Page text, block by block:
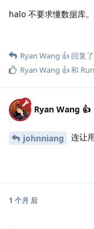
halo 不要求懂数据库。
Ryan Wang 👍 回复
Ryan Wang 👍和
Ryan Wang 👍
johnniang 连让
1 个月 后